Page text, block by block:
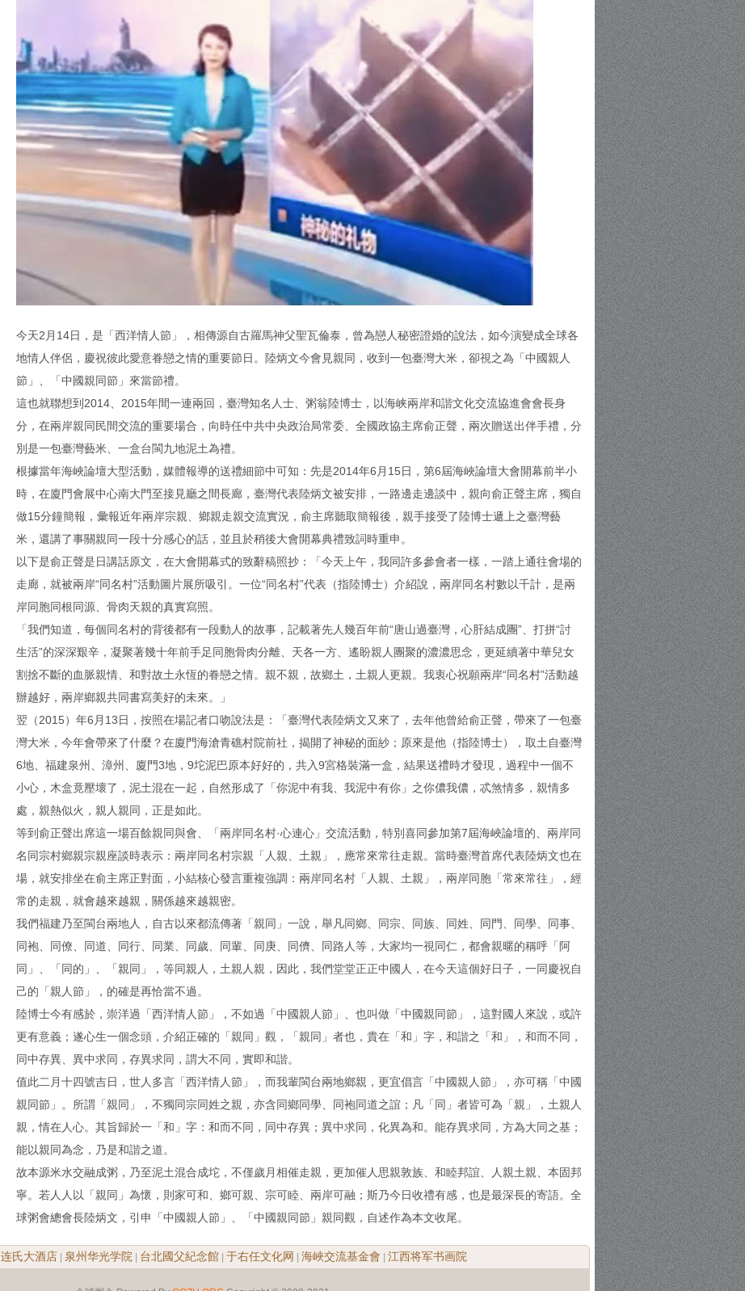
今天2月14日，是「西洋情人節」，相傳源自古羅馬神父聖瓦倫泰，曾為戀人秘密證婚的說法，如今演變成全球各
地情人伴侶，慶祝彼此愛意眷戀之情的重要節日。陸炳文今會見親同，收到一包臺灣大米，卻視之為「中國親人
節」、「中國親同節」來當節禮。
這也就聯想到2014、2015年間一連兩回，臺灣知名人士、粥翁陸博士，以海峡兩岸和諧文化交流協進會會長身
分，在兩岸親同民間交流的重要場合，向時任中共中央政治局常委、全國政協主席俞正聲，兩次贈送出伴手禮，分
別是一包臺灣藝米、一盒台閩九地泥土為禮。
根據當年海峽論壇大型活動，媒體報導的送禮細節中可知：先是2014年6月15日，第6屆海峽論壇大會開幕前半小
時，在廈門會展中心南大門至接見廳之間長廊，臺灣代表陸炳文被安排，一路邊走邊談中，親向俞正聲主席，獨自
做15分鐘簡報，彙報近年兩岸宗親、鄉親走親交流實況，俞主席聽取簡報後，親手接受了陸博士遞上之臺灣藝
米，還講了事關親同一段十分感心的話，並且於稍後大會開幕典禮致詞時重申。
以下是俞正聲是日講話原文，在大會開幕式的致辭稿照抄：「今天上午，我同許多參會者一樣，一踏上通往會場的
走廊，就被兩岸“同名村”活動圖片展所吸引。一位“同名村”代表（指陸博士）介紹說，兩岸同名村數以千計，是兩
岸同胞同根同源、骨肉天親的真實寫照。
「我們知道，每個同名村的背後都有一段動人的故事，記載著先人幾百年前“唐山過臺灣，心肝結成團”、打拼“討
生活”的深深艱辛，凝聚著幾十年前手足同胞骨肉分離、天各一方、遙盼親人團聚的濃濃思念，更延續著中華兒女
割捨不斷的血脈親情、和對故土永恆的眷戀之情。親不親，故鄉土，土親人更親。我衷心祝願兩岸“同名村”活動越
辦越好，兩岸鄉親共同書寫美好的未來。」
翌（2015）年6月13日，按照在場記者口吻說法是：「臺灣代表陸炳文又來了，去年他曾給俞正聲，帶來了一包臺
灣大米，今年會帶來了什麼？在廈門海滄青礁村院前社，揭開了神秘的面紗；原來是他（指陸博士），取土自臺灣
6地、福建泉州、漳州、廈門3地，9坨泥巴原本好好的，共入9宮格裝滿一盒，結果送禮時才發現，過程中一個不
小心，木盒竟壓壞了，泥土混在一起，自然形成了「你泥中有我、我泥中有你」之你儂我儂，忒煞情多，親情多
處，親熱似火，親人親同，正是如此。
等到俞正聲出席這一場百餘親同與會、「兩岸同名村·心連心」交流活動，特別喜同參加第7屆海峽論壇的、兩岸同
名同宗村鄉親宗親座談時表示：兩岸同名村宗親「人親、土親」，應常來常往走親。當時臺灣首席代表陸炳文也在
場，就安排坐在俞主席正對面，小結核心發言重複強調：兩岸同名村「人親、土親」，兩岸同胞「常來常往」，經
常的走親，就會越來越親，關係越來越親密。
我們福建乃至閩台兩地人，自古以來都流傳著「親同」一說，舉凡同鄉、同宗、同族、同姓、同門、同學、同事、
同袍、同僚、同道、同行、同業、同歲、同輩、同庚、同儕、同路人等，大家均一視同仁，都會親暱的稱呼「阿
同」、「同的」、「親同」，等同親人，土親人親，因此，我們堂堂正正中國人，在今天這個好日子，一同慶祝自
己的「親人節」，的確是再恰當不過。
陸博士今有感於，崇洋過「西洋情人節」，不如過「中國親人節」、也叫做「中國親同節」，這對國人來說，或許
更有意義；遂心生一個念頭，介紹正確的「親同」觀，「親同」者也，貴在「和」字，和諧之「和」，和而不同，
同中存異、異中求同，存異求同，謂大不同，實即和諧。
值此二月十四號吉日，世人多言「西洋情人節」，而我輩閩台兩地鄉親，更宜倡言「中國親人節」，亦可稱「中國
親同節」。所謂「親同」，不獨同宗同姓之親，亦含同鄉同學、同袍同道之誼；凡「同」者皆可為「親」，土親人
親，情在人心。其旨歸於一「和」字：和而不同，同中存異；異中求同，化異為和。能存異求同，方為大同之基；
能以親同為念，乃是和諧之道。
故本源米水交融成粥，乃至泥土混合成坨，不僅歲月相催走親，更加催人思親敦族、和睦邦誼、人親土親、本固邦
寧。若人人以「親同」為懷，則家可和、鄉可親、宗可睦、兩岸可融；斯乃今日收禮有感，也是最深長的寄語。全
球粥會總會長陸炳文，引申「中國親人節」、「中國親同節」親同觀，自述作為本文收尾。
连氏大酒店 泉州华光学院 台北國父紀念館 于右任文化网 海峽交流基金會 江西将军书画院